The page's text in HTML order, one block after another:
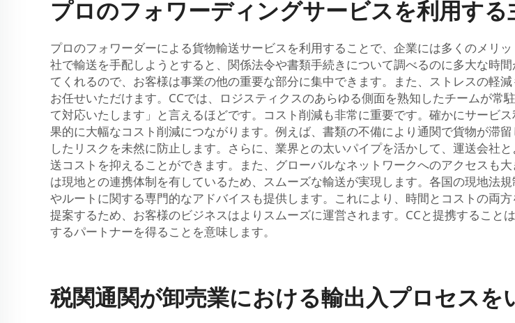
プロのフォワーディングサービスを利用する
プロのフォワーダーによる貨物輸送サービスを利用することで、企業には多くのメリ
社で輸送を手配しようとすると、関係法令や書類手続きについて調べるのに多大な時
てくれるので、お客様は事業の他の重要な部分に集中できます。また、ストレスの軽
お任せいただけます。CCでは、ロジスティクスのあらゆる側面を熟知したチームが
て対応いたします」と言えるほどです。コスト削減も非常に重要です。確かにサービ
果的に大幅なコスト削減につながります。例えば、書類の不備により通関で貨物が滞
したリスクを未然に防止します。さらに、業界との太いパイプを活かして、運送会社
送コストを抑えることができます。また、グローバルなネットワークへのアクセスも
は現地との連携体制を有しているため、スムーズな輸送が実現します。各国の現地法
やルートに関する専門的なアドバイスも提供します。これにより、時間とコストの両
提案するため、お客様のビジネスはよりスムーズに運営されます。CCと提携するこ
するパートナーを得ることを意味します。
税関通関が卸売業における輸出入プロセスを